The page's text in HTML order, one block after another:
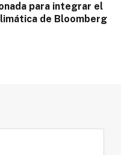
para integrar el
de Bloomberg